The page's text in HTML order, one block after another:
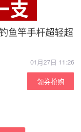
鱼竿手杆超轻超
01月27日 11:26
领券抢购